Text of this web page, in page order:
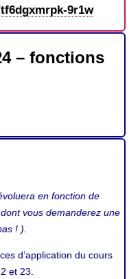
9r1w
– fonctions
en fonction de
vous demanderez une
! ).
d’application du cours
et 23.